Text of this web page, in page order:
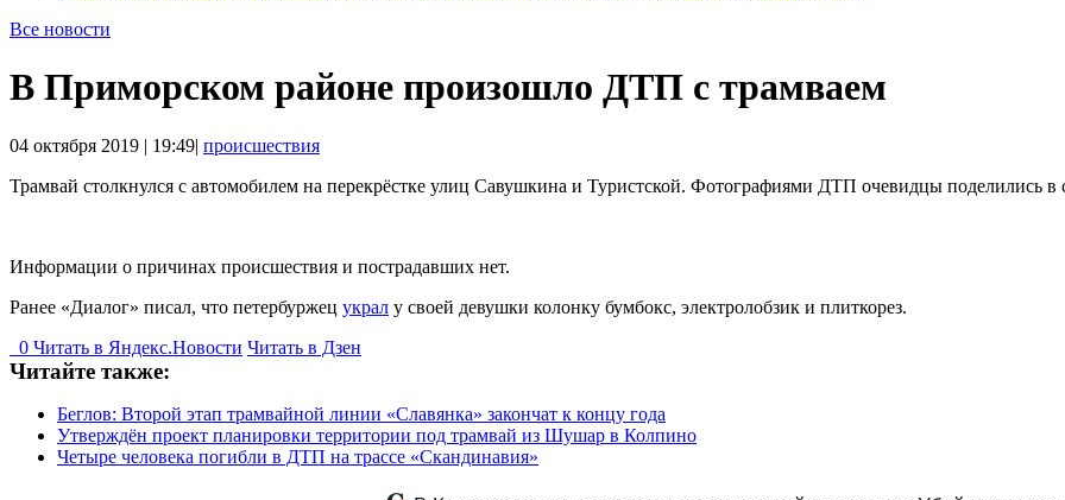
Все новости
В Приморском районе произошло ДТП с трамваем
04 октября 2019 | 19:49| происшествия
Трамвай столкнулся с автомобилем на перекрёстке улиц Савушкина и Туристской. Фотографиями ДТП очевидцы поделились в
Информации о причинах происшествия и пострадавших нет.
Ранее «Диалог» писал, что петербуржец украл у своей девушки колонку бумбокс, электролобзик и плиткорез.
0 Читать в Яндекс.Новости Читать в Дзен
Читайте также:
Беглов: Второй этап трамвайной линии «Славянка» закончат к концу года
Утверждён проект планировки территории под трамвай из Шушар в Колпино
Четыре человека погибли в ДТП на трассе «Скандинавия»